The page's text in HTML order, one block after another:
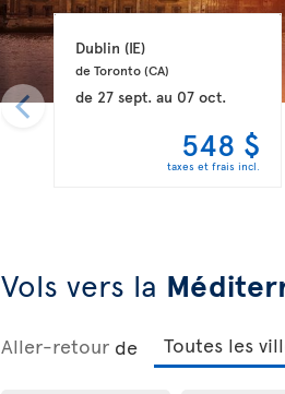
Dublin (IE)
de Toronto (CA)
de 27 sept.au 07 oct.
548 $
taxes et frais incl.
Vols vers la
Aller-retour de